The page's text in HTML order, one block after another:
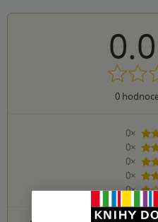
0.0
0
0×
0×
0×
0×
2
0×
1